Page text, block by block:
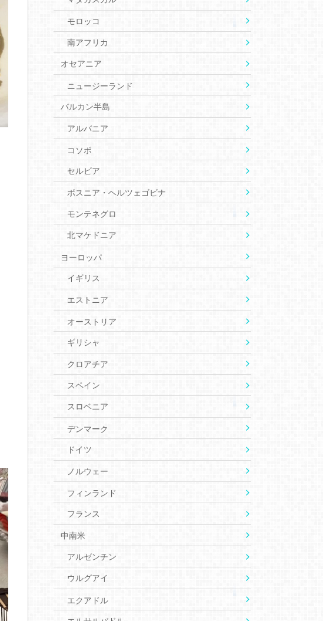
モロッコ
南アフリカ
オセアニア
ニュージーランド
バルカン半島
アルバニア
コソボ
セルビア
ボスニア・ヘルツェゴビナ
モンテネグロ
北マケドニア
ヨーロッパ
イギリス
エストニア
オーストリア
ギリシャ
クロアチア
スペイン
スロベニア
デンマーク
ドイツ
ノルウェー
フィンランド
フランス
中南米
アルゼンチン
ウルグアイ
エクアドル